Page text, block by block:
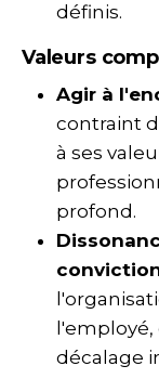
définis.
Valeurs
Agir à
contraint
à ses
profond.
décalage